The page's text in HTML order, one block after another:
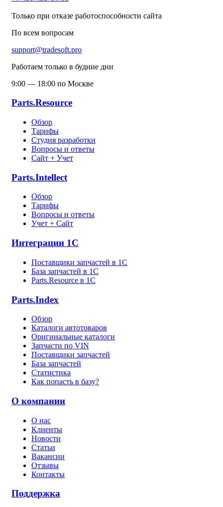
Только при отказе работоспособности сайта
По всем вопросам
support@tradesoft.pro
Работаем только в будние дни
9:00 — 18:00 по Москве
Parts.Resource
Обзор
Тарифы
Студия разработки
Вопросы и ответы
Сайт + Учет
Parts.Intellect
Обзор
Тарифы
Вопросы и ответы
Учет + Сайт
Интеграции 1С
Поставщики запчастей в 1C
База запчастей в 1С
Parts.Resource в 1C
Parts.Index
Обзор
Каталоги автотоваров
Оригинальные каталоги
Запчасти по VIN
Поставщики запчастей
База запчастей
Статистика
Как попасть в базу?
О компании
О нас
Клиенты
Новости
Статьи
Вакансии
Отзывы
Контакты
Поддержка